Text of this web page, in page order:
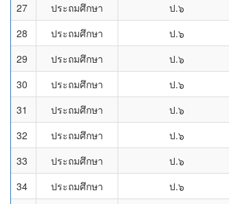
27
ประถมศึกษา ป.๖
28
ประถมศึกษา ป.๖
29
ประถมศึกษา ป.๖
30
ประถมศึกษา ป.๖
31
ประถมศึกษา ป.๖
32
ประถมศึกษา ป.๖
33
ประถมศึกษา ป.๖
34
ประถมศึกษา ป.๖